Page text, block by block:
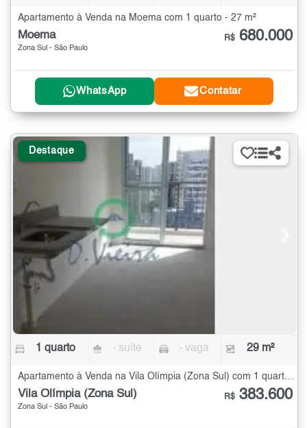
Apartamento à Venda na Moema com 1 quarto - 27 m²
Moema
Zona Sul - São Paulo
R$ 680.000
WhatsApp Contatar
Destaque
1 quarto - suíte - vaga 29 m²
Vila Olímpia (Zona Sul)
Zona Sul - São Paulo
R$ 383.600